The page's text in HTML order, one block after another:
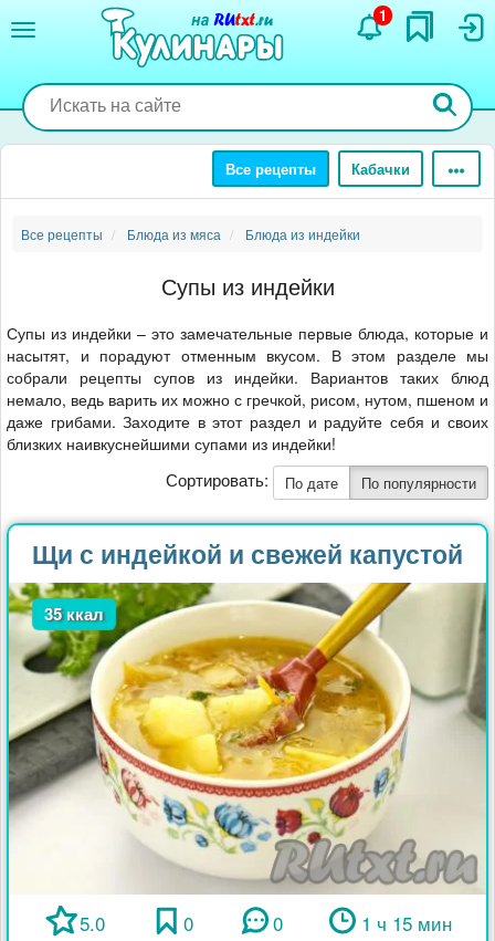
содержанию
1
Все рецепты Кабачки
Все рецепты Блюда из мяса Блюда из индейки
Супы из индейки
Супы из индейки – это замечательные первые блюда, которые и
насытят, и порадуют отменным вкусом. В этом разделе мы
собрали рецепты супов из индейки. Вариантов таких блюд
немало, ведь варить их можно с гречкой, рисом, нутом, пшеном и
даже грибами. Заходите в этот раздел и радуйте себя и своих
близких наивкуснейшими супами из индейки!
Сортировать: По дате По популярности
Щи с индейкой и свежей капустой
35 ккал
5.0 0 0 1 ч 15 мин